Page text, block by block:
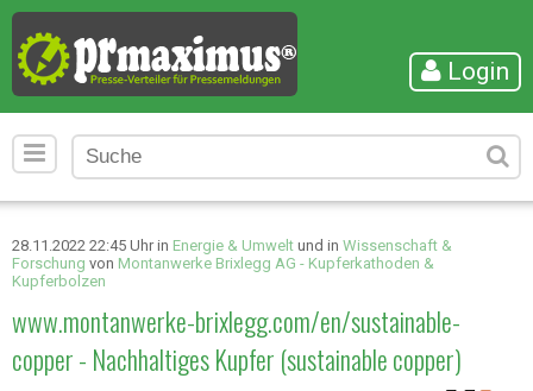
Login
28.11.2022 22:45 Uhr in Energie & Umwelt und in Wissenschaft &
Forschung von Montanwerke Brixlegg AG - Kupferkathoden &
Kupferbolzen
www.montanwerke-brixlegg.com/en/sustainable-
copper - Nachhaltiges Kupfer (sustainable copper)